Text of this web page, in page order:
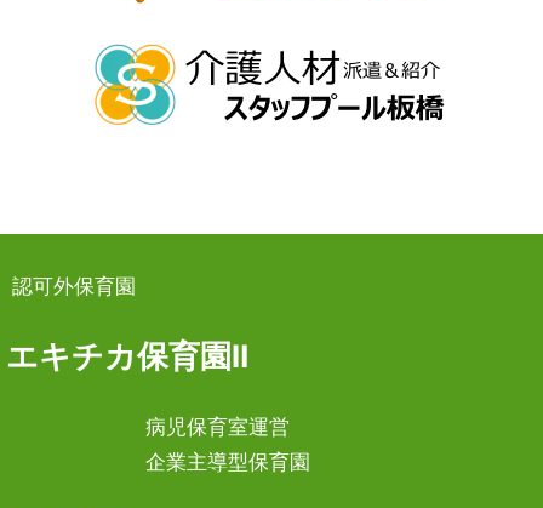
認可外保育園
エキチカ保育園Ⅱ
病児保育室運営
企業主導型保育園